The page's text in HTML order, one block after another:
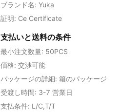
ブランド名: Yuka
証明: Ce Certificate
支払いと送料の条件
最小注文数量: 50PCS
価格: 交渉可能
パッケージの詳細: 箱のパッケージ
受渡し時間: 3-7 営業日
支払条件: L/C,T/T